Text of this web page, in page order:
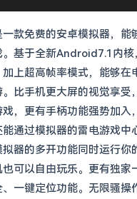
款免费的安卓模拟器，能
。基于全新Android7.1内
上超高帧率模式，能够在
比手机更大屏的视觉享受
，更有手柄功能强势加入
通过模拟器的雷电游戏中
器的多开功能同时运行你
可以自由玩乐。更有独家
一键定位功能。无限骚操